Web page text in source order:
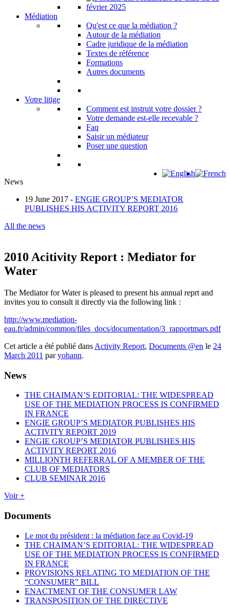
Médiation
Qu'est ce que la médiation ?
Autour de la médiation
Cadre juridique de la médiation
Textes de référence
Formations
Autres documents
Votre litige
Comment est instruit votre dossier ?
Votre demande est-elle recevable ?
Faq
Saisir un médiateur
Poser une question
News
19 June 2017 - ENGIE GROUP’S MEDIATOR
PUBLISHES HIS ACTIVITY REPORT 2016
All the news
2010 Acitivity Report : Mediator for
Water
The Mediator for Water is pleased to present his annual reprt and
invites you to consult it directly via the following link :
http://www.mediation-
eau.fr/admin/common/files_docs/documentation/3_rapportmars.pdf
Cet article a été publié dans Activity Report, Documents @en le 24
March 2011 paryohann.
News
THE CHAIMAN’S EDITORIAL: THE WIDESPREAD
USE OF THE MEDIATION PROCESS IS CONFIRMED
IN FRANCE
ENGIE GROUP’S MEDIATOR PUBLISHES HIS
ACTIVITY REPORT 2019
ENGIE GROUP’S MEDIATOR PUBLISHES HIS
ACTIVITY REPORT 2016
MILLIONTH REFERRAL OF A MEMBER OF THE
CLUB OF MEDIATORS
CLUB SEMINAR 2016
Voir +
Documents
Le mot du président : la médiation face au Covid-19
THE CHAIMAN’S EDITORIAL: THE WIDESPREAD
USE OF THE MEDIATION PROCESS IS CONFIRMED
IN FRANCE
PROVISIONS RELATING TO MEDIATION OF THE
“CONSUMER” BILL
ENACTMENT OF THE CONSUMER LAW
TRANSPOSITION OF THE DIRECTIVE